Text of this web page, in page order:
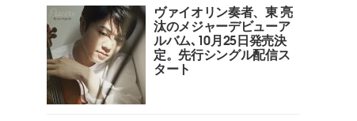
ヴァイオリン奏者、東 亮
汰のメジャーデビューア
ルバム､10月25日発売決
定。先行シングル配信ス
タート